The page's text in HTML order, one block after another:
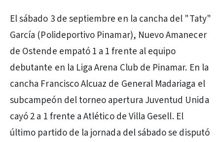
El sábado 3 de septiembre en la cancha del "Taty"
García (Polideportivo Pinamar), Nuevo Amanecer
de Ostende empató 1 a 1 frente al equipo
debutante en la Liga Arena Club de Pinamar. En la
cancha Francisco Alcuaz de General Madariaga el
subcampeón del torneo apertura Juventud Unida
cayó 2 a 1 frente a Atlético de Villa Gesell. El
último partido de la jornada del sábado se disputó